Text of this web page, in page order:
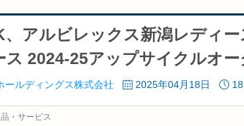
、アルビレックス新潟レディ
ス 2024-25アップサイクルオー
ールディングス株式会社 2025年04月18日
・サービス